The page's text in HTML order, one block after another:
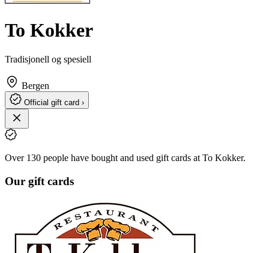
To Kokker
Tradisjonell og spesiell
Bergen
Official gift card ›
Over 130 people have bought and used gift cards at To Kokker.
Our gift cards